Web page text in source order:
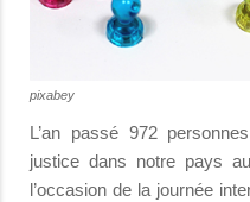
pixabey
L’an passé 972
justice dans notre pays
l’occasion de la journée